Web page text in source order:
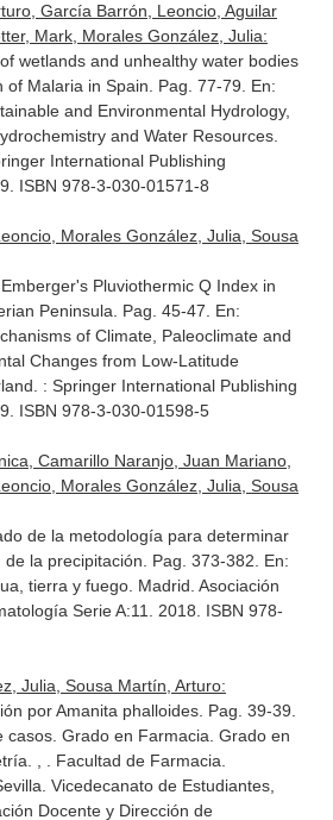
García Barrón, Leoncio, Aguilar
Mark, Morales González, Julia:
wetlands and unhealthy water bodies
of Malaria in Spain. Pag. 77-79. En:
and Environmental Hydrology,
and Water Resources.
International Publishing
ISBN 978-3-030-01571-8
Morales González, Julia, Sousa
Pluviothermic Q Index in
Peninsula. Pag. 45-47. En:
of Climate, Paleoclimate and
Changes from Low-Latitude
: Springer International Publishing
ISBN 978-3-030-01598-5
Camarillo Naranjo, Juan Mariano,
Morales González, Julia, Sousa
de la metodología para determinar
la precipitación. Pag. 373-382. En:
tierra y fuego. Madrid. Asociación
Serie A:11. 2018. ISBN 978-
Julia, Sousa Martín, Arturo:
por Amanita phalloides. Pag. 39-39.
casos. Grado en Farmacia. Grado en
. , . Facultad de Farmacia.
Vicedecanato de Estudiantes,
Docente y Dirección de